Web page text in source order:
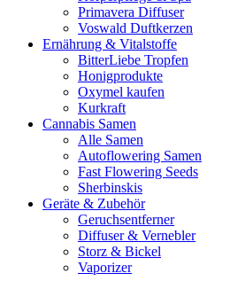
Primavera Diffuser
Voswald Duftkerzen
Ernährung & Vitalstoffe
BitterLiebe Tropfen
Honigprodukte
Oxymel kaufen
Kurkraft
Cannabis Samen
Alle Samen
Autoflowering Samen
Fast Flowering Seeds
Sherbinskis
Geräte & Zubehör
Geruchsentferner
Diffuser & Vernebler
Storz & Bickel
Vaporizer